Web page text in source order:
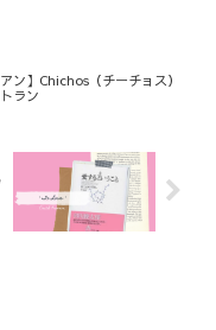
ン】Chichos（チーチョス）
ラン